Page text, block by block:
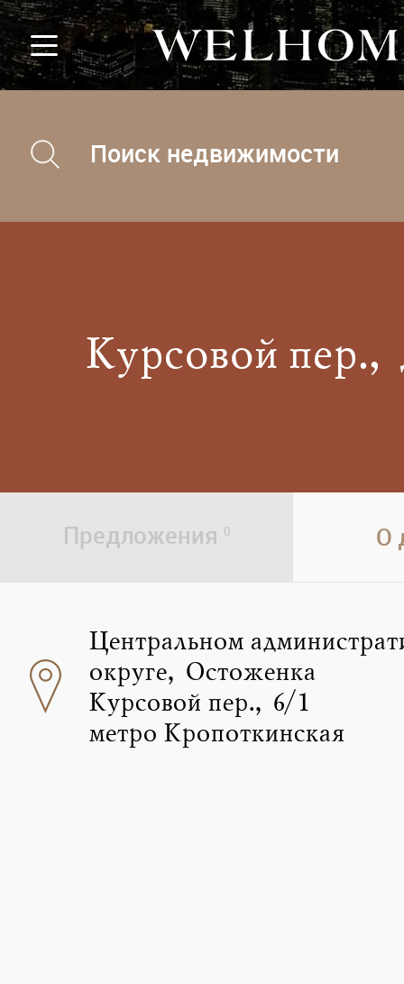
Поиск недвижимости
Курсовой пер.,
Предложения 0 О
Центральном
округе, Остоженка
Курсовой пер., 6/1
метро Кропоткинская